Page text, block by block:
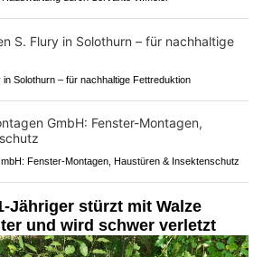
Solothurn – für nachhaltige Fettreduktion
Fenster-Montagen, Haustüren & Insektenschutz
Jähriger stürzt mit Walze
und wird schwer verletzt